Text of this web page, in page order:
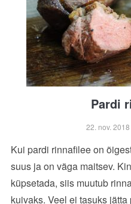
Pardi
22. nov. 2018
Kui pardi rinnafilee on
suus ja on väga maitsev.
küpsetada, siis muutub
kuivaks. Veel ei tasuks